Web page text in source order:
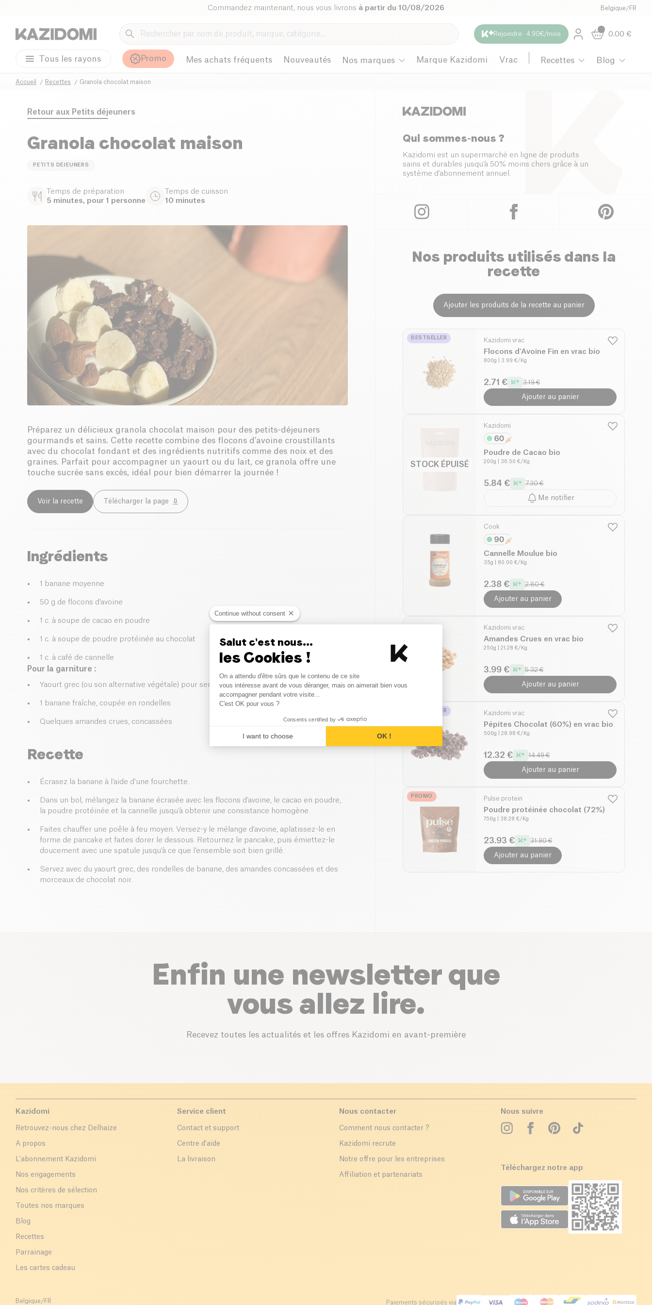
Commandez maintenant, nous vous livrons à partir du 10/08/2026 Belgique /FR
Rejoindre · 4.90€/mois 0.00 €
Tous les rayons Promo Mes achats fréquents Nouveautés Nos marques Marque Kazidomi Vrac Recettes Blog
Accueil Recettes Granola chocolat maison
Retour aux Petits déjeuners
Granola chocolat maison
PETITS DÉJEUNERS
Temps de préparation
5 minutes, pour 1 personne
Temps de cuisson
10 minutes
Préparez un délicieux granola chocolat maison pour des petits-déjeuners
gourmands et sains. Cette recette combine des flocons d'avoine croustillants
avec du chocolat fondant et des ingrédients nutritifs comme des noix et des
graines. Parfait pour accompagner un yaourt ou du lait, ce granola offre une
touche sucrée sans excès, idéal pour bien démarrer la journée !
Voir la recette Télécharger la page
Ingrédients
1 banane moyenne
50 g de flocons d’avoine
1 c. à soupe de cacao en poudre
1 c. à soupe de poudre protéinée au chocolat
1 c. à café de cannelle
Pour la garniture :
Yaourt grec (ou son alternative végétale) pour servir
1 banane fraîche, coupée en rondelles
Quelques amandes crues, concassées
Recette
Écrasez la banane à l’aide d’une fourchette.
Dans un bol, mélangez la banane écrasée avec les flocons d’avoine, le cacao en poudre,
la poudre protéinée et la cannelle jusqu’à obtenir une consistance homogène.
Faites chauffer une poêle à feu moyen. Versez-y le mélange d’avoine, aplatissez-le en
forme de pancake et faites dorer le dessous. Retournez le pancake, puis émiettez-le
doucement avec une spatule jusqu’à ce que l’ensemble soit bien grillé.
Servez avec du yaourt grec, des rondelles de banane, des amandes concassées et des
morceaux de chocolat noir.
Qui sommes-nous ?
Kazidomi est un supermarché en ligne de produits
sains et durables jusqu’à 50% moins chers grâce à un
système d’abonnement annuel.
Nos produits utilisés dans la
recette
Ajouter les produits de la recette au panier
BESTSELLER Kazidomi vrac
Flocons d'Avoine Fin en vrac bio
800g | 3.99 €/Kg
2.71 € 3.19 €
Ajouter au panier
STOCK ÉPUISÉ
Kazidomi
Poudre de Cacao bio
200g | 36.50 €/Kg
5.84 € 7.30 €
Me notifier
Cook
Cannelle Moulue bio
35g | 80.00 €/Kg
2.38 € 2.80 €
Ajouter au panier
Kazidomi vrac
Amandes Crues en vrac bio
250g | 21.28 €/Kg
3.99 € 5.32 €
Ajouter au panier
BESTSELLER Kazidomi vrac
Pépites Chocolat (60%) en vrac bio
500g | 28.98 €/Kg
12.32 € 14.49 €
Ajouter au panier
PROMO Pulse protein
Poudre protéinée chocolat (72%)
750g | 38.28 €/Kg
23.93 € 31.90 €
Ajouter au panier
Enfin une newsletter que
vous allez lire.
Recevez toutes les actualités et les offres Kazidomi en avant-première
Kazidomi
Retrouvez-nous chez Delhaize
A propos
L'abonnement Kazidomi
Nos engagements
Nos critères de sélection
Toutes nos marques
Blog
Recettes
Parrainage
Les cartes cadeau
Service client
Contact et support
Centre d'aide
La livraison
Nous contacter
Comment nous contacter ?
Kazidomi recrute
Notre offre pour les entreprises
Affiliation et partenariats
Nous suivre
Téléchargez notre app
Belgique/ FR Paiements sécurisés via
Continue without consent
Salut c'est nous...
les Cookies !
Consent Management Platform: Personalize Your Options
On a attendu d'être sûrs que le contenu de ce site
vous intéresse avant de vous déranger, mais on aimerait bien vous
accompagner pendant votre visite...
C'est OK pour vous ?
Consents certified by
I want to choose OK !
Axeptio consent